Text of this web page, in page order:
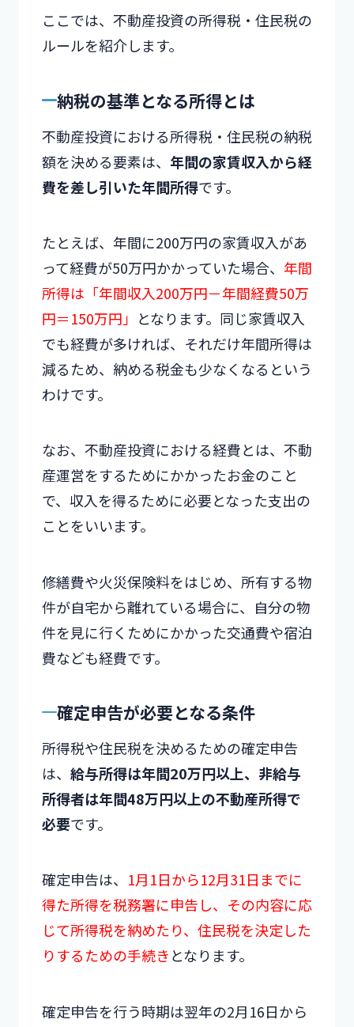
ここでは、不動産投資の所得税・住民税の
ルールを紹介します。
納税の基準となる所得とは
不動産投資における所得税・住民税の納税
額を決める要素は、 年間の家賃収入から経
費を差し引いた年間所得です。
たとえば、年間に200万円の家賃収入があ
って経費が50万円かかっていた場合、 年間
所得は「年間収入200万円－年間経費50万
円＝150万円」 となります。同じ家賃収入
でも経費が多ければ、それだけ年間所得は
減るため、納める税金も少なくなるという
わけです。
なお、不動産投資における経費とは、不動
産運営をするためにかかったお金のこと
で、収入を得るために必要となった支出の
ことをいいます。
修繕費や火災保険料をはじめ、所有する物
件が自宅から離れている場合に、自分の物
件を見に行くためにかかった交通費や宿泊
費なども経費です。
確定申告が必要となる条件
所得税や住民税を決めるための確定申告
は、 給与所得は年間20万円以上、非給与
所得者は年間48万円以上の不動産所得で
必要です。
確定申告は、 1月1日から12月31日までに
得た所得を税務署に申告し、その内容に応
じて所得税を納めたり、住民税を決定した
りするための手続きとなります。
確定申告を行う時期は翌年の2月16日から